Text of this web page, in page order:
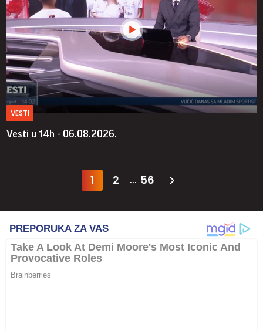
VESTI
Vesti u 14h - 06.08.2026.
1 2 ... 56